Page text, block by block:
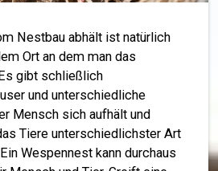
Nestbau abhält ist natürlich
Ort an dem man das
gibt schließlich
und unterschiedliche
Mensch sich aufhält und
Tiere unterschiedlichster Art
Wespennest kann durchaus